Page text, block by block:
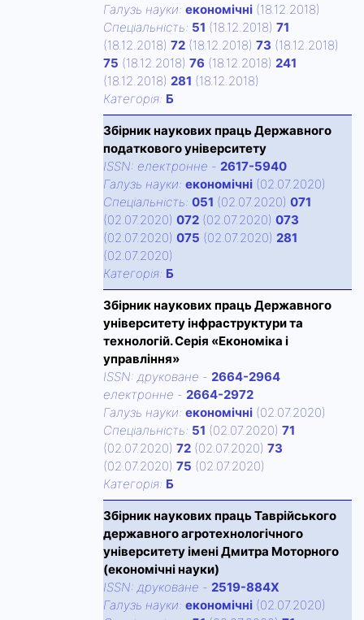
Галузь науки: економічні (18.12.2018)
Спецiальнiсть: 51 (18.12.2018) 71
(18.12.2018) 72 (18.12.2018) 73 (18.12.2018)
75 (18.12.2018) 76 (18.12.2018) 241
(18.12.2018) 281 (18.12.2018)
Категорiя: Б
Збірник наукових праць Державного
податкового університету
ISSN: електронне - 2617-5940
Галузь науки: економічні (02.07.2020)
Спецiальнiсть: 051 (02.07.2020) 071
(02.07.2020) 072 (02.07.2020) 073
(02.07.2020) 075 (02.07.2020) 281
(02.07.2020)
Категорiя: Б
Збірник наукових праць Державного
університету інфраструктури та
технологій. Серія «Економіка і
управління»
ISSN: друковане - 2664-2964
електронне - 2664-2972
Галузь науки: економічні (02.07.2020)
Спецiальнiсть: 51 (02.07.2020) 71
(02.07.2020) 72 (02.07.2020) 73
(02.07.2020) 75 (02.07.2020)
Категорiя: Б
Збірник наукових праць Таврійського
державного агротехнологічного
університету імені Дмитра Моторного
(економічні науки)
ISSN: друковане - 2519-884X
Галузь науки: економічні (02.07.2020)